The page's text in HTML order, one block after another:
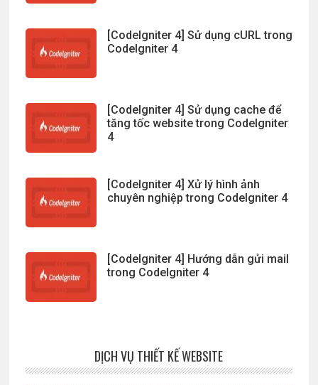
[CodeIgniter 4] Sử dụng cURL trong
CodeIgniter 4
[CodeIgniter 4] Sử dụng cache để
tăng tốc website trong CodeIgniter
4
[CodeIgniter 4] Xử lý hình ảnh
chuyên nghiệp trong CodeIgniter 4
[CodeIgniter 4] Hướng dẫn gửi mail
trong CodeIgniter 4
DỊCH VỤ THIẾT KẾ WEBSITE